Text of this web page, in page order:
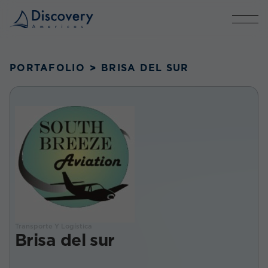
PORTAFOLIO > BRISA DEL SUR
Brisa del sur